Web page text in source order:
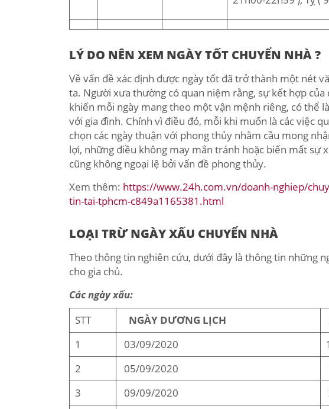
LÝ DO NÊN XEM NGÀY TỐT CHUYỂN NHÀ ?
Về vấn đề xác định được ngày tốt đã trở thành một nét
ta. Người xưa thường có quan niệm rằng, sự kết hợp
khiến mỗi ngày mang theo một vận mệnh riêng, có thể
với gia đình. Chính vì điều đó, mỗi khi muốn là các việc
chọn các ngày thuận với phong thủy nhằm cầu mong
lợi, những điều không may mắn tránh hoặc biến mất sự
cũng không ngoại lệ bởi vấn đề phong thủy.
Xem thêm: https://www.24h.com.vn/doanh-nghiep/
tin-tai-tphcm-c849a1165381.html
LOẠI TRỪ NGÀY XẤU CHUYỂN NHÀ
Theo thông tin nghiên cứu, dưới đây là thông tin những
cho gia chủ.
Các ngày xấu:
STT
NGÀY DƯƠNG LỊCH
1
03/09/2020
2
05/09/2020
3
09/09/2020